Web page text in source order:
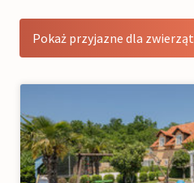
Pokaż przyjazne dla zwierząt